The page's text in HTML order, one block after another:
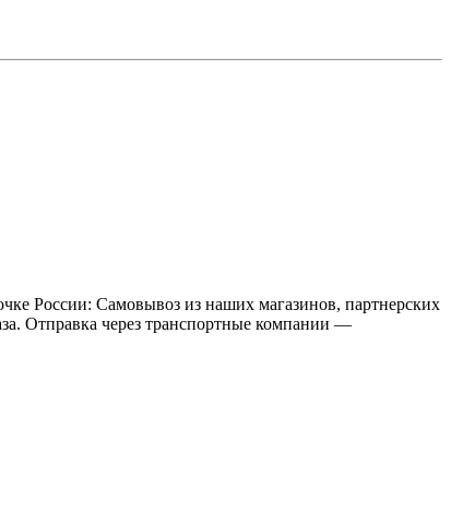
России: Самовывоз из наших магазинов, партнерских
Отправка через транспортные компании —